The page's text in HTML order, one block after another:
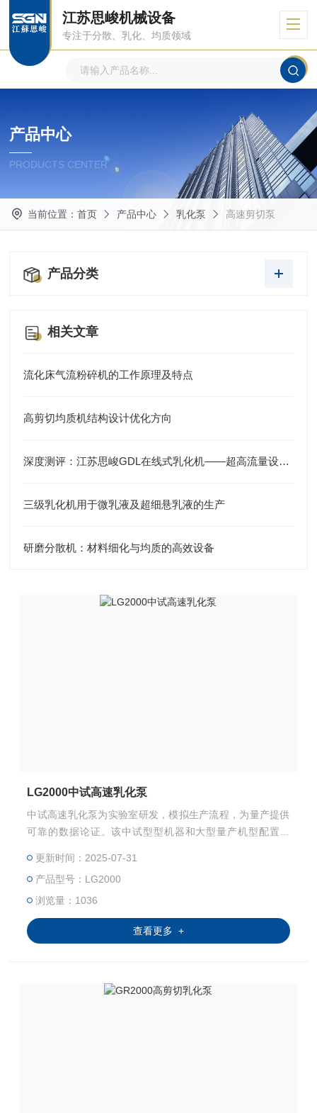
江苏思峻机械设备
专注于分散、乳化、均质领域
产品中心
PRODUCTS CENTER
当前位置： 首页 产品中心 乳化泵 高速剪切泵
产品分类
相关文章
流化床气流粉碎机的工作原理及特点
高剪切均质机结构设计优化方向
深度测评：江苏思峻GDL在线式乳化机——超高流量设计，管线沉淀的“终结者”
三级乳化机用于微乳液及超细悬乳液的生产
研磨分散机：材料细化与均质的高效设备
LG2000中试高速乳化泵
中试高速乳化泵为实验室研发，模拟生产流程，为量产提供
可靠的数据论证。该中试型型机器和大型量产机型配置相
艺参数在量产化之后不要重新调整，而将机器型号升级过程
中的风险降到Z低。
更新时间：2025-07-31
产品型号：LG2000
浏览量：1036
查看更多 +